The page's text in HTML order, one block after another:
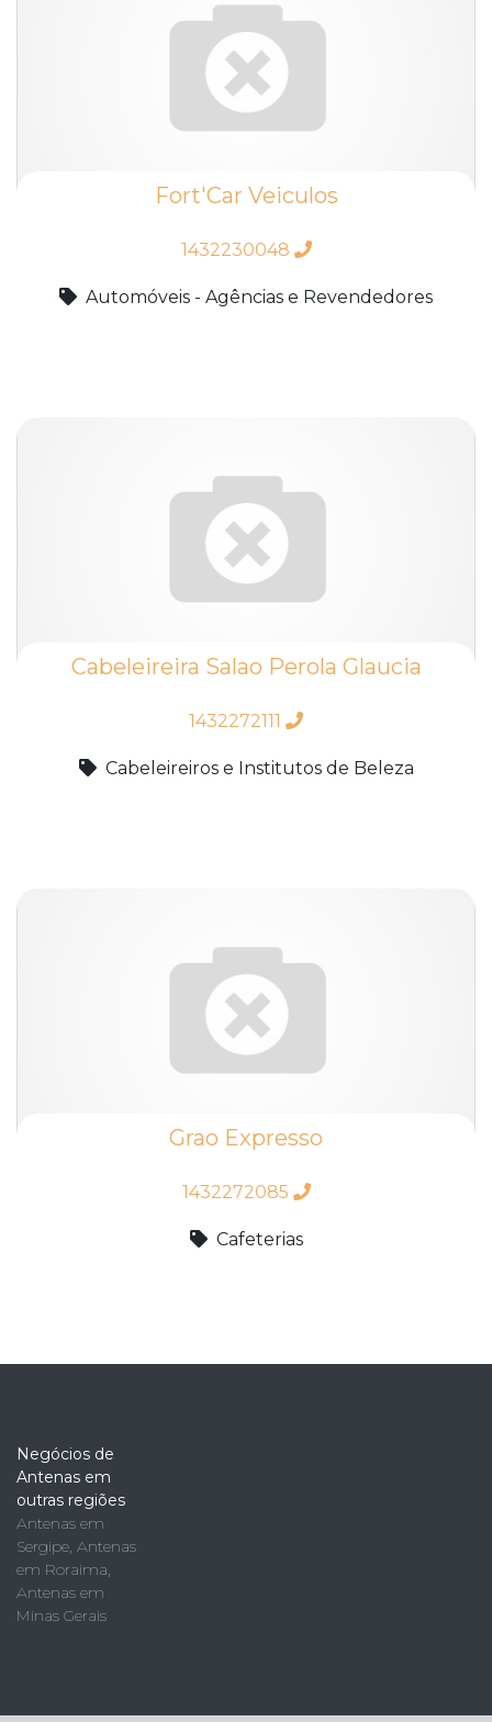
Fort'Car Veiculos
1432230048
Automóveis - Agências e Revendedores
Cabeleireira Salao Perola Glaucia
1432272111
Cabeleireiros e Institutos de Beleza
Grao Expresso
1432272085
Cafeterias
Negócios de
Antenas em
outras regiões
Antenas em
Sergipe, Antenas
em Roraima,
Antenas em
Minas Gerais